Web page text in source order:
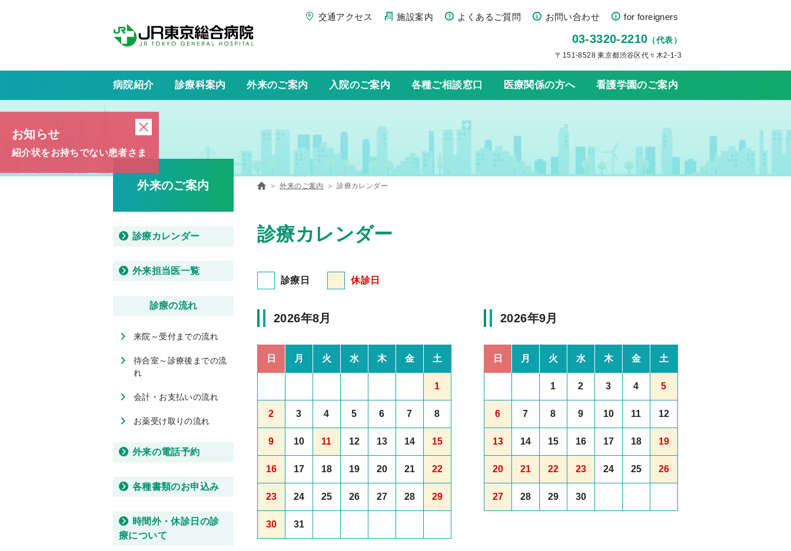
病院紹介 診療科案内 外来のご案内 入院のご案内 各種ご相談窓口 医療関係の方へ 看護学園のご案内
交通アクセス 施設案内 よくあるご質問 お問い合わせ for foreigners
03-3320-2210 （代表）
〒151-8528 東京都渋谷区代々木2-1-3
外来のご案内 診療カレンダー
診療カレンダー
診療日 休診日
2026年8月
日 月 火 水 木 金 土
1
2 3 4 5 6 7 8
9 10 11 12 13 14 15
16 17 18 19 20 21 22
23 24 25 26 27 28 29
30 31
2026年9月
日 月 火 水 木 金 土
1 2 3 4 5
6 7 8 9 10 11 12
13 14 15 16 17 18 19
20 21 22 23 24 25 26
27 28 29 30
外来のご案内
診療カレンダー
外来担当医一覧
診療の流れ
来院～受付までの流れ
待合室～診療後までの流
れ
会計・お支払いの流れ
お薬受け取りの流れ
外来の電話予約
各種書類のお申込み
時間外・休診日の診
療について
お知らせ
紹介状をお持ちでない患者さま